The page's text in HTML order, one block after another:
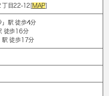
丁目22-12[MAP]
」駅 徒歩4分
徒歩16分
駅 徒歩17分